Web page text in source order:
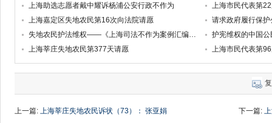
上海助选志愿者戴中耀诉杨浦公安行政不作为
上海市民代表第
上海嘉定区失地农民第16次向法院请愿
护宪维权的中国公
上海莘庄失地农民第377天请愿
上海市民代表第
上一篇: 上海莘庄失地农民诉状（73）： 张亚娟 下一篇: